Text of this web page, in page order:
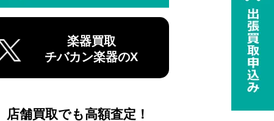
楽器買取
チバカン楽器のX
店舗買取でも高額査定！